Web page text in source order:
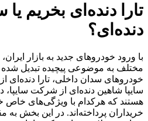
تارا دنده‌ای بخریم یا
دنده‌ای؟
با ورود خودروهای جدید به بازار
مختلف به موضوعی پیچیده تبدیل
خودروهای سدان داخلی، تارا دنده‌ای
سایپا شاهین دنده‌ای از شرکت سایپا،
هستند که هرکدام با ویژگی‌های خاص
خریداران پرداخته‌اند. در این بخش به